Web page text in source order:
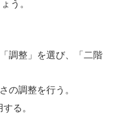
う。
調整」を選び、「二階
の調整を行う。
る。